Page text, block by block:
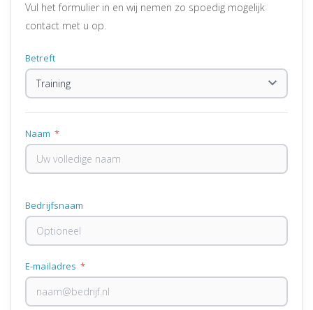
Vul het formulier in en wij nemen zo spoedig mogelijk
contact met u op.
Betreft
Naam *
Bedrijfsnaam
E-mailadres *